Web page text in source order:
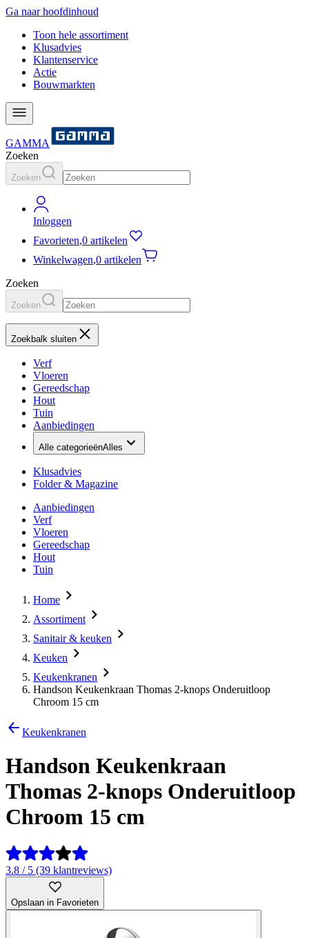
Ga naar hoofdinhoud
Toon hele assortiment
Klusadvies
Klantenservice
Actie
Bouwmarkten
GAMMA
Zoeken
Zoeken
Inloggen
Favorieten,0 artikelen
Winkelwagen,0 artikelen
Zoeken
Zoeken
Zoekbalk sluiten
Verf
Vloeren
Gereedschap
Hout
Tuin
Aanbiedingen
Alle categorieënAlles
Klusadvies
Folder & Magazine
Aanbiedingen
Verf
Vloeren
Gereedschap
Hout
Tuin
Home
Assortiment
Sanitair & keuken
Keuken
Keukenkranen
Handson Keukenkraan Thomas 2-knops Onderuitloop
Chroom 15 cm
Keukenkranen
Handson Keukenkraan
Thomas 2-knops Onderuitloop
Chroom 15 cm
3.8 / 5 (39 klantreviews)
Opslaan in Favorieten